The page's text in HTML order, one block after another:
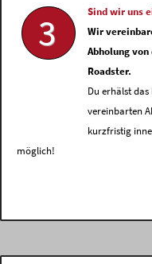
3
Sind wir uns
Wir
Abholung
Roadster.
Du erhälst
vereinbarten
kurzfristig
möglich!